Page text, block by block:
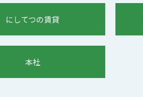
にしてつの賃貸
本社